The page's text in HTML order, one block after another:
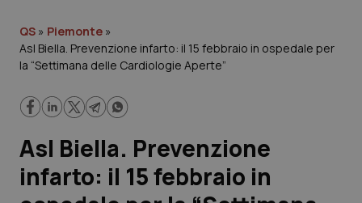
Governo e Parlamento
Regioni e Asl
Lavoro e Professioni
Scienza e Farmaci
QS » Piemonte »
Asl Biella. Prevenzione infarto: il 15 febbraio in ospedale per
la “Settimana delle Cardiologie Aperte”
Asl Biella. Prevenzione
infarto: il 15 febbraio in